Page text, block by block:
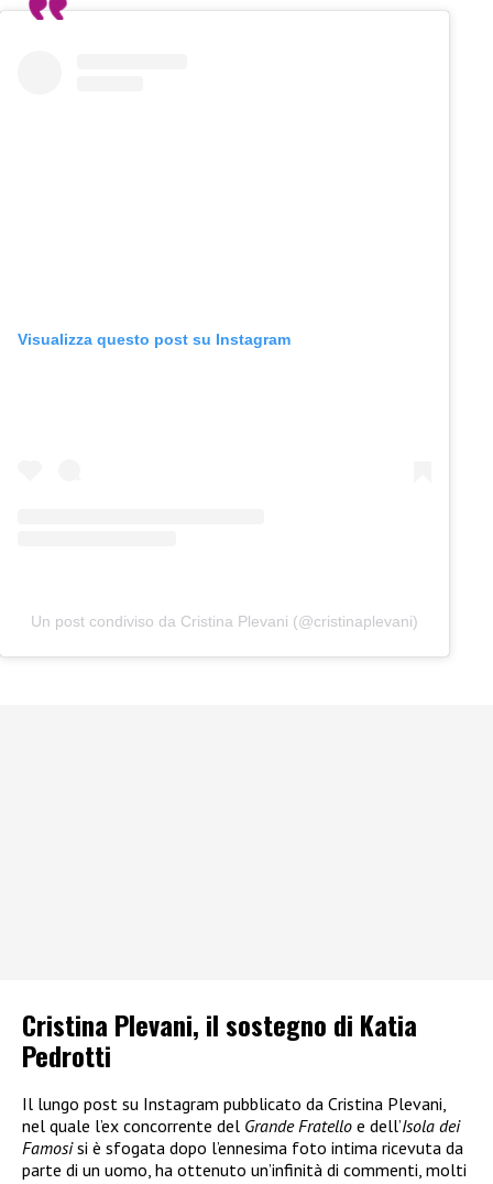
Visualizza questo post su Instagram
Un post condiviso da Cristina Plevani (@cristinaplevani)
Cristina Plevani, il sostegno di Katia
Pedrotti
Il lungo post su Instagram pubblicato da Cristina Plevani,
nel quale l’ex concorrente del Grande Fratello e dell’Isola dei
Famosisi è sfogata dopo l’ennesima foto intima ricevuta da
parte di un uomo, ha ottenuto un’infinità di commenti, molti